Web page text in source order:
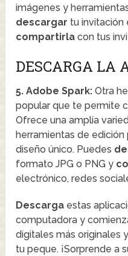
imágenes y
descargar tu invitación
compartirla con tus
DESCARGA LA
5. Adobe Spark: Otra
popular que te permite
Ofrece una amplia
herramientas de
diseño único. Puedes
formato JPG o PNG y
electrónico, redes
Descarga estas
computadora y
digitales más originales
tu peque. ¡Sorprende a